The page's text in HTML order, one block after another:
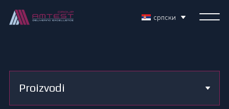
српски
Proizvodi